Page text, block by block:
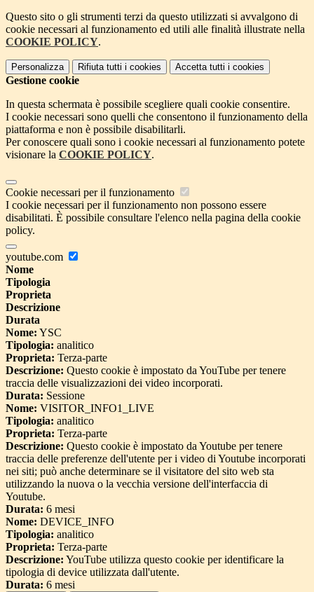
Questo sito o gli strumenti terzi da questo utilizzati si avvalgono di
cookie necessari al funzionamento ed utili alle finalità illustrate nella
COOKIE POLICY.
Personalizza Rifiuta tutti i cookies Accetta tutti i cookies
Gestione cookie
In questa schermata è possibile scegliere quali cookie consentire.
I cookie necessari sono quelli che consentono il funzionamento della
piattaforma e non è possibile disabilitarli.
Per conoscere quali sono i cookie necessari al funzionamento potete
visionare la COOKIE POLICY.
Cookie necessari per il funzionamento
I cookie necessari per il funzionamento non possono essere
disabilitati. È possibile consultare l'elenco nella pagina della cookie
policy.
youtube.com
Nome
Tipologia
Proprieta
Descrizione
Durata
Nome: YSC
Tipologia: analitico
Proprieta: Terza-parte
Descrizione: Questo cookie è impostato da YouTube per tenere
traccia delle visualizzazioni dei video incorporati.
Durata: Sessione
Nome: VISITOR_INFO1_LIVE
Tipologia: analitico
Proprieta: Terza-parte
Descrizione: Questo cookie è impostato da Youtube per tenere
traccia delle preferenze dell'utente per i video di Youtube incorporati
nei siti; può anche determinare se il visitatore del sito web sta
utilizzando la nuova o la vecchia versione dell'interfaccia di
Youtube.
Durata: 6 mesi
Nome: DEVICE_INFO
Tipologia: analitico
Proprieta: Terza-parte
Descrizione: YouTube utilizza questo cookie per identificare la
tipologia di device utilizzata dall'utente.
Durata: 6 mesi